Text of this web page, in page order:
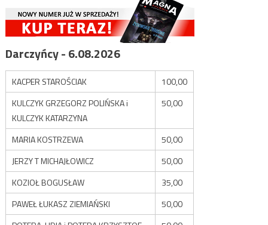
Darczyńcy - 6.08.2026
KACPER STAROŚCIAK
100,00
KULCZYK GRZEGORZ POLIŃSKA i
KULCZYK KATARZYNA
50,00
MARIA KOSTRZEWA
50,00
JERZY T MICHAJŁOWICZ
50,00
KOZIOŁ BOGUSŁAW
35,00
PAWEŁ ŁUKASZ ZIEMIAŃSKI
50,00